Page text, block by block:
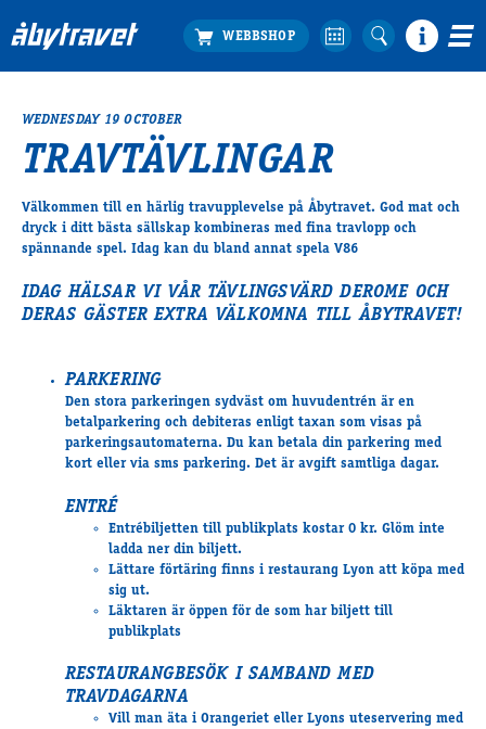
Travprogrammet
Bra att veta
Restauranger
Hotell nära oss
Tävlingsdagar
Exponering & värdskap
Tävlingsserier
Träning och provlopp
WEDNESDAY 19 OCTOBER
TRAVTÄVLINGAR
Välkommen till en härlig travupplevelse på Åbytravet. God mat och
dryck i ditt bästa sällskap kombineras med fina travlopp och
spännande spel. Idag kan du bland annat spela V86
IDAG HÄLSAR VI VÅR TÄVLINGSVÄRD DEROME OCH
DERAS GÄSTER EXTRA VÄLKOMNA TILL ÅBYTRAVET!
PARKERING
Den stora parkeringen sydväst om huvudentrén är en
betalparkering och debiteras enligt taxan som visas på
parkeringsautomaterna. Du kan betala din parkering med
kort eller via sms parkering. Det är avgift samtliga dagar.
ENTRÉ
Entrébiljetten till publikplats kostar 0 kr. Glöm inte
ladda ner din biljett.
Lättare förtäring finns i restaurang Lyon att köpa med
sig ut.
Läktaren är öppen för de som har biljett till
publikplats
RESTAURANGBESÖK I SAMBAND MED
TRAVDAGARNA
Vill man äta i Orangeriet eller Lyons uteservering med